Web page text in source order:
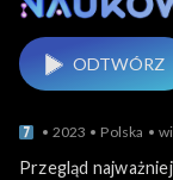
ODTWÓRZ
2023 Polska
Przegląd